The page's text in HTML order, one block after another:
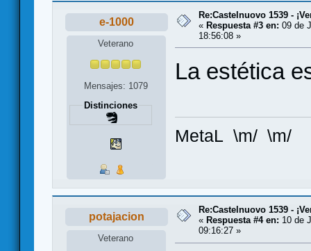
e-1000
Veterano
Mensajes: 1079
Distinciones
Re:Castelnuovo 1539 -
« Respuesta #3 en: 09 de
18:56:08 »
La estética
MetaL \m/ \m/
potajacion
Veterano
Re:Castelnuovo 1539 -
« Respuesta #4 en: 10 de
09:16:27 »